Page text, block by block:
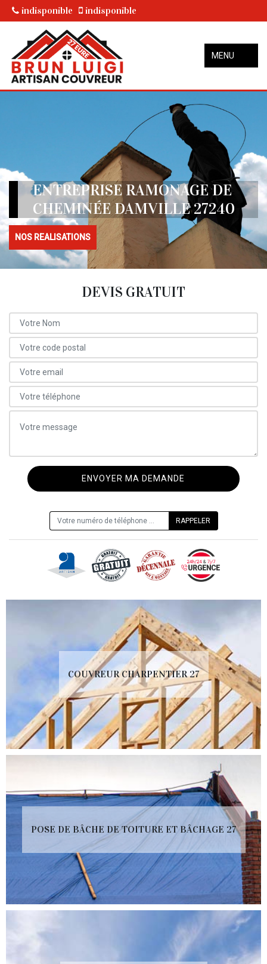
indisponible indisponible
MENU
ENTREPRISE RAMONAGE DE
CHEMINÉE DAMVILLE 27240
NOS REALISATIONS
DEVIS GRATUIT
COUVREUR CHARPENTIER 27
POSE DE BÂCHE DE TOITURE ET BÂCHAGE 27